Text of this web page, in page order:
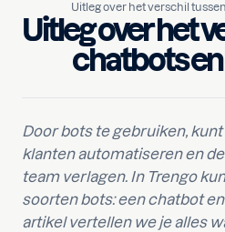
Uitleg over het verschil
Uitleg over het
chatbots
5 februari 2021 10min lezen
Geschreven door
Pim
Door bots te gebruiken,
klanten automatiseren en
team verlagen. In Trengo
soorten bots: een chatbot
artikel vertellen we je alles